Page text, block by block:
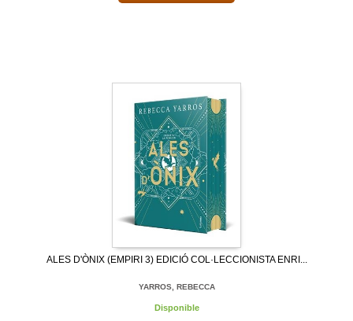
ALES D'ÒNIX (EMPIRI 3) EDICIÓ COL·LECCIONISTA ENRI...
YARROS, REBECCA
Disponible